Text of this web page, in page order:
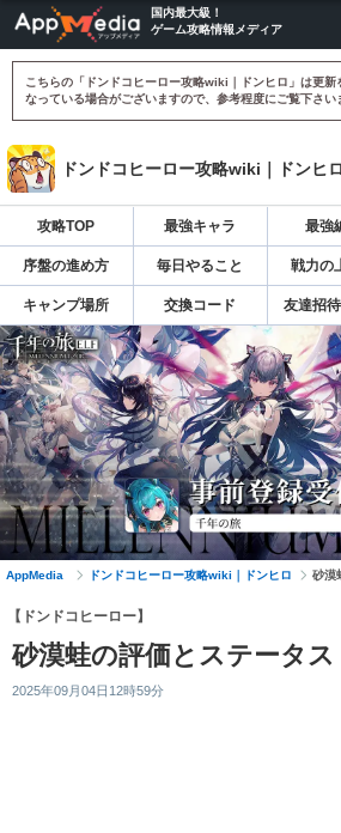
国内最大級！
ゲーム攻略情報メディア
こちらの「ドンドコヒーロー攻略wiki｜ドンヒロ」は更新
なっている場合がございますので、参考程度にご覧下さい
ドンドコヒーロー攻略wiki｜ドンヒロ
攻略TOP 最強キャラ 最強
序盤の進め方 毎日やること 戦力の
キャンプ場所 交換コード 友達招
AppMedia ドンドコヒーロー攻略wiki｜ドンヒロ 砂漠
【ドンドコヒーロー】
砂漠蛙の評価とステータス
2025年09月04日12時59分